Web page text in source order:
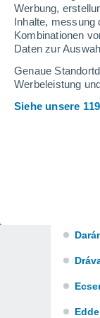
Werbung,
Inhalte, messung
Kombinationen
Daten zur
Genaue
Werbeleistung
Siehe unsere
Edde